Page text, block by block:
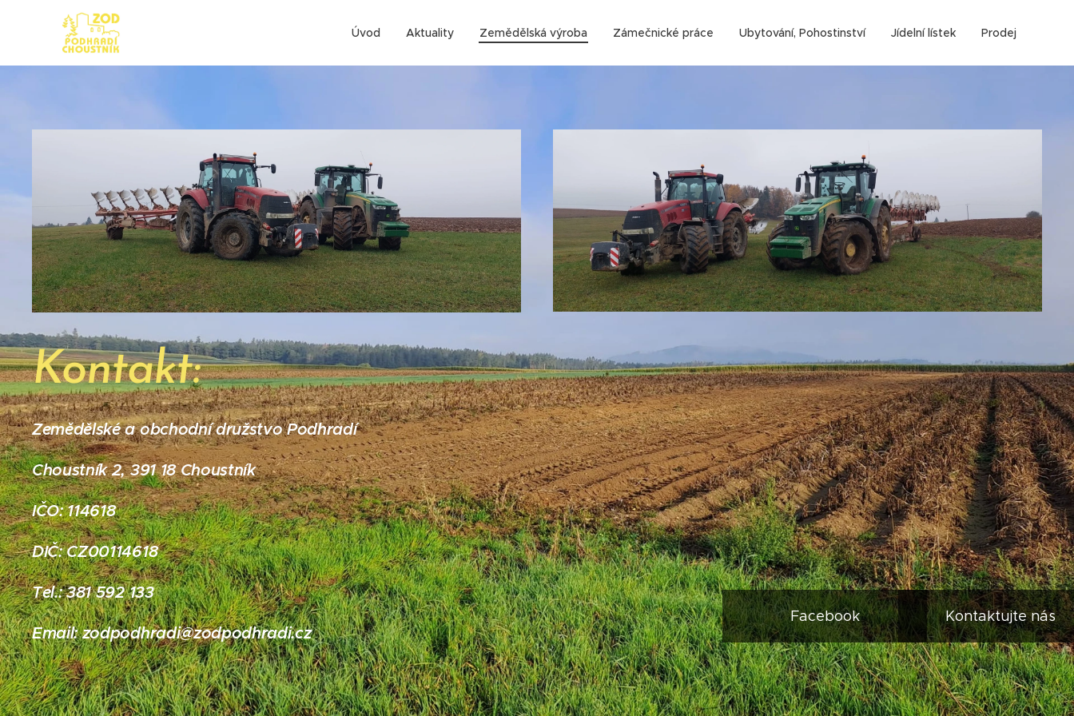
Úvod Aktuality Zemědělská výroba Zámečnické práce Ubytování, Pohostinství Jídelní lístek Prodej
Kontakt:
Zemědělské a obchodní družstvo Podhradí
Choustník 2, 391 18 Choustník
IČO: 114618
DIČ: CZ00114618
Tel.: 381 592 133
Email: zodpodhradi@zodpodhradi.cz
Facebook Kontaktujte nás